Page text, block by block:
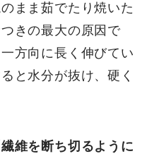
まま茹でたり焼いた
きの最大の原因で
方向に長く伸びてい
と水分が抜け、硬く
繊維を断ち切るように